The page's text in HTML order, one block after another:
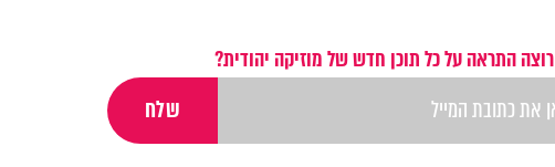
רוצה התראה על כל תוכן חדש של מוזיקה יהודית?